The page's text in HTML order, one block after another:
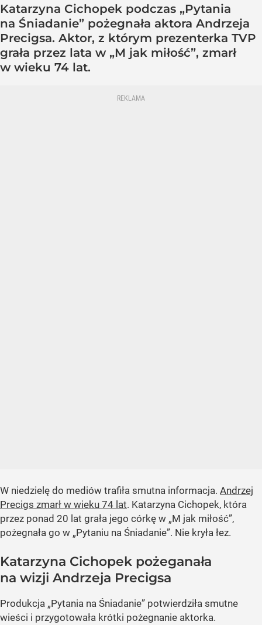
Katarzyna Cichopek podczas „Pytania
na Śniadanie” pożegnała aktora Andrzeja
Precigsa. Aktor, z którym prezenterka TVP
grała przez lata w „M jak miłość”, zmarł
w wieku 74 lat.
W niedzielę do mediów trafiła smutna informacja. Andrzej
Precigs zmarł w wieku 74 lat. Katarzyna Cichopek, która
przez ponad 20 lat grała jego córkę w „M jak miłość”,
pożegnała go w „Pytaniu na Śniadanie”. Nie kryła łez.
Katarzyna Cichopek pożeganała
na wizji Andrzeja Precigsa
Produkcja „Pytania na Śniadanie” potwierdziła smutne
wieści i przygotowała krótki pożegnanie aktorka.